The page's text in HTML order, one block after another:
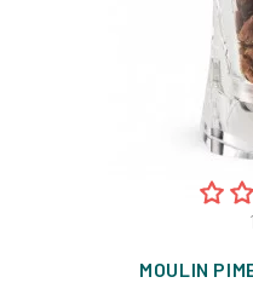
1
MOULIN